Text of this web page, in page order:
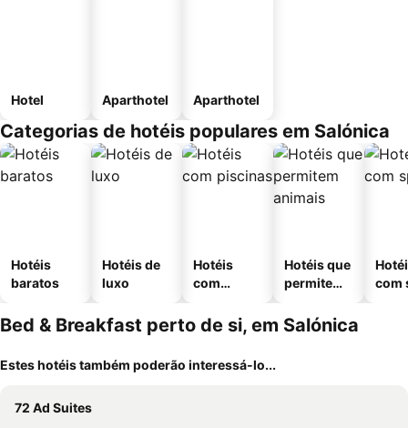
Hotel Aparthotel Aparthotel
Categorias de hotéis populares em Salónica
Hotéis
baratos
Hotéis de
luxo
Hotéis
com
Hotéis que
permitem
com
Bed & Breakfast perto de si, em Salónica
Estes hotéis também poderão interessá-lo...
72 Ad Suites